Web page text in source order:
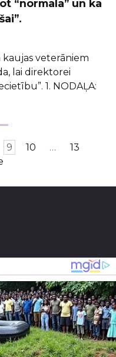
“normāla” un ka
kaujas veterāniem
lai direktorei
1. NODAĻA:
9 10 …
13